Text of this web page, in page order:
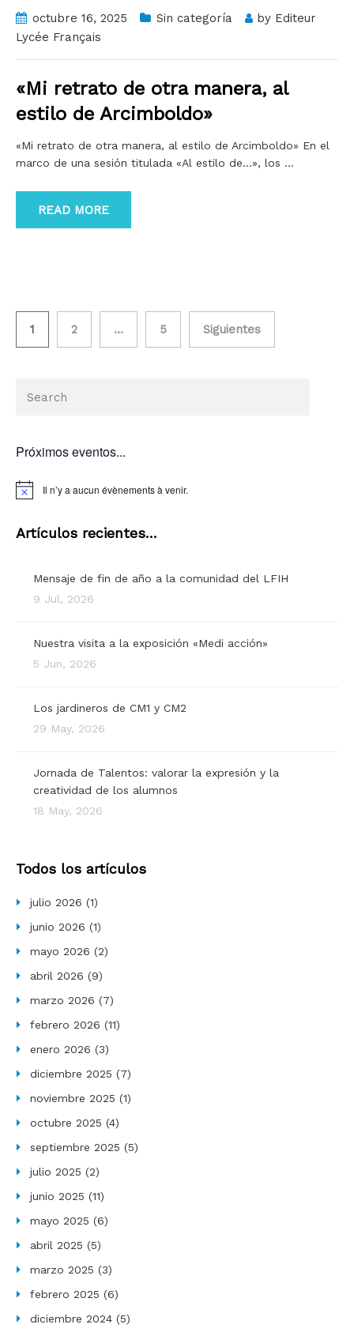
octubre 16, 2025 Sin categoría by Editeur
Lycée Français
«Mi retrato de otra manera, al
estilo de Arcimboldo»
«Mi retrato de otra manera, al estilo de Arcimboldo» En el
marco de una sesión titulada «Al estilo de…», los …
READ MORE
1 2 … 5 Siguientes
Próximos eventos...
Il n’y a aucun évènements à venir.
Artículos recientes…
Mensaje de fin de año a la comunidad del LFIH
9 Jul, 2026
Nuestra visita a la exposición «Medi acción»
5 Jun, 2026
Los jardineros de CM1 y CM2
29 May, 2026
Jornada de Talentos: valorar la expresión y la
creatividad de los alumnos
18 May, 2026
Todos los artículos
julio 2026 (1)
junio 2026 (1)
mayo 2026 (2)
abril 2026 (9)
marzo 2026 (7)
febrero 2026 (11)
enero 2026 (3)
diciembre 2025 (7)
noviembre 2025 (1)
octubre 2025 (4)
septiembre 2025 (5)
julio 2025 (2)
junio 2025 (11)
mayo 2025 (6)
abril 2025 (5)
marzo 2025 (3)
febrero 2025 (6)
diciembre 2024 (5)